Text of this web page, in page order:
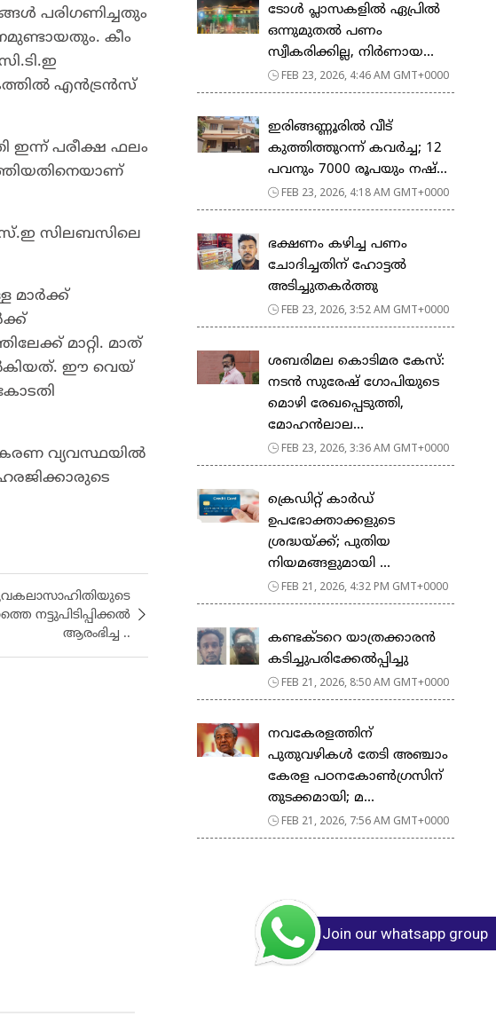
പരിഗണിച്ചതും
കീം
എൻട്രൻസ്
ഇന്ന് പരീക്ഷ ഫലം
സിലബസിലെ
മാർക്ക്​
മാറ്റി. മാത്​
ഈ വെയ്​
വ്യവസ്ഥയിൽ
നട്ടുപിടിപ്പിക്കൽ
ആരംഭിച്ച ..
ടോള്‍ പ്ലാസകളില്‍ ഏപ്രില്‍
ഒന്നുമുതല്‍ പണം
സ്വീകരിക്കില്ല, നിര്‍ണായ...
FEB 23, 2026, 4:46 AM GMT+0000
ഇരിങ്ങണ്ണൂരിൽ വീട്
കുത്തിത്തുറന്ന് കവർച്ച; 12
പവനും 7000 രൂപയും നഷ്...
FEB 23, 2026, 4:18 AM GMT+0000
ഭക്ഷണം കഴിച്ച പണം
ചോദിച്ചതിന് ഹോട്ടൽ
അടിച്ചുതകർത്തു
FEB 23, 2026, 3:52 AM GMT+0000
ശബരിമല കൊടിമര കേസ്:
നടൻ സുരേഷ് ഗോപിയുടെ
മൊഴി രേഖപ്പെടുത്തി,
മോഹൻലാല...
FEB 23, 2026, 3:36 AM GMT+0000
ക്രെഡിറ്റ് കാർഡ്
ഉപഭോക്താക്കളുടെ
ശ്രദ്ധയ്ക്ക്; പുതിയ
നിയമങ്ങളുമായി ...
FEB 21, 2026, 4:32 PM GMT+0000
കണ്ടക്ടറെ യാത്രക്കാരൻ
കടിച്ചുപരിക്കേൽപ്പിച്ചു
FEB 21, 2026, 8:50 AM GMT+0000
നവകേരളത്തിന്
പുതുവഴികൾ തേടി അഞ്ചാം
കേരള പഠനകോൺഗ്രസിന്
തുടക്കമായി; മ...
FEB 21, 2026, 7:56 AM GMT+0000
Join our whatsapp group